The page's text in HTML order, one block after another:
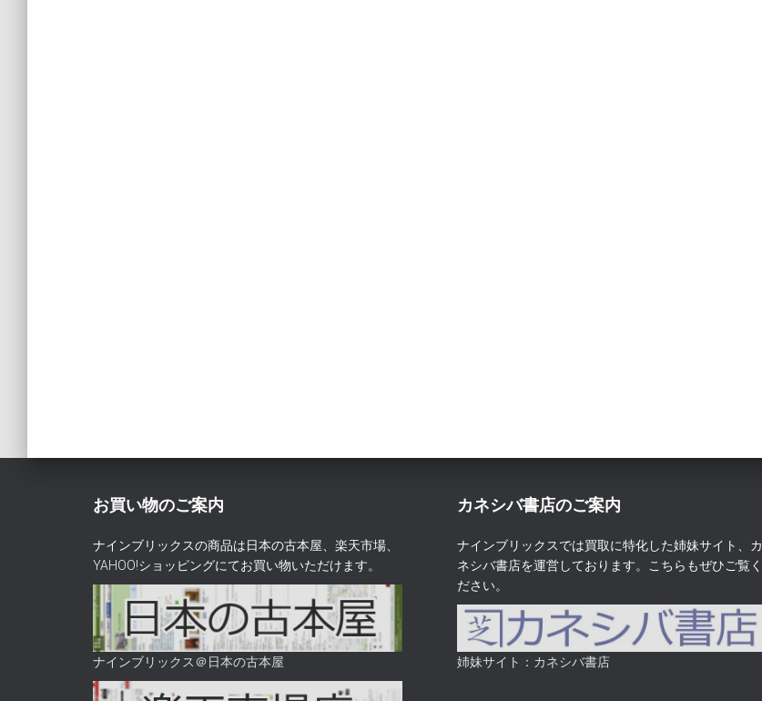
お買い物のご案内
ナインブリックスの商品は日本の古本屋、楽天市場、
YAHOO!ショッピングにてお買い物いただけます。
ナインブリックス＠日本の古本屋
カネシバ書店のご案内
ナインブリックスでは買取に特化した姉妹サイト、カ
ネシバ書店を運営しております。こちらもぜひご覧く
ださい。
姉妹サイト：カネシバ書店